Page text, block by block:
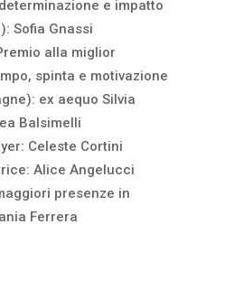
e impatto
Sofia Gnassi
alla miglior
spinta e motivazione
ex aequo Silvia
Balsimelli
Celeste Cortini
Alice Angelucci
presenze in
Ferrera